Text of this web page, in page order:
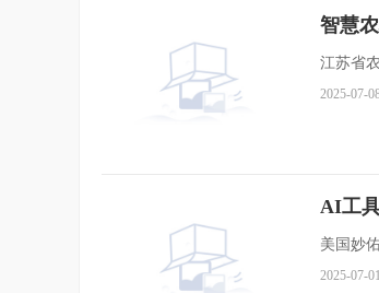
智慧
江苏省
2025-07-
AI工
美国妙
2025-07-01